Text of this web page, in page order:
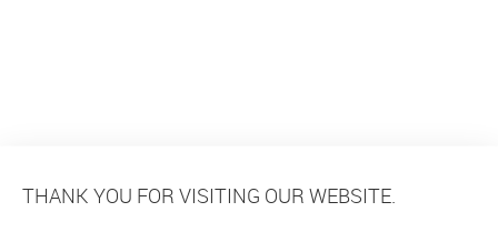
THANK YOU FOR VISITING OUR WEBSITE.